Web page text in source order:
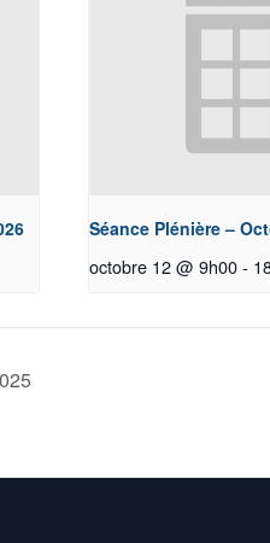
Séance Plénière –
octobre 12 @ 9h00 -